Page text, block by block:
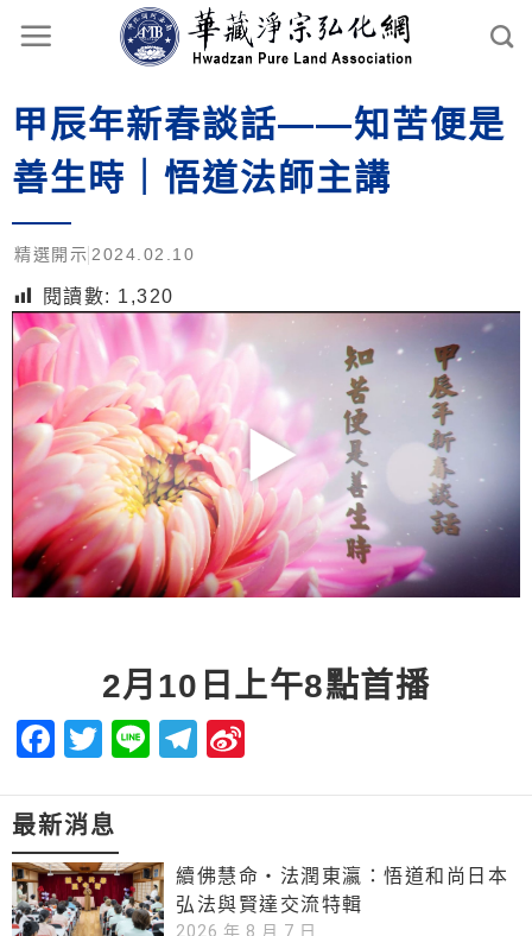
甲辰年新春談話——知苦便是
善生時｜悟道法師主講
精選開示 2024.02.10
閱讀數: 1,320
2月10日上午8點首播
Facebook
Twitter
LineTelegram
最新消息
續佛慧命‧法潤東瀛：悟道和尚日本
弘法與賢達交流特輯
2026 年 8 月 7 日